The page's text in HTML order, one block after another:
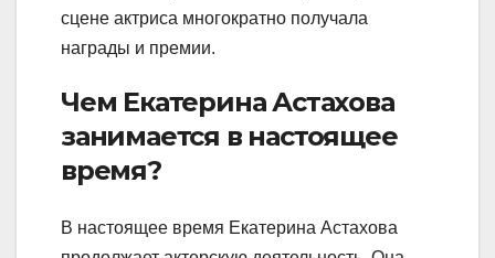
сцене актриса многократно получала
награды и премии.
Чем Екатерина Астахова
занимается в настоящее
время?
В настоящее время Екатерина Астахова